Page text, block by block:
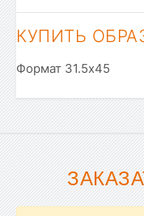
КУПИТЬ
Формат 31.5x45